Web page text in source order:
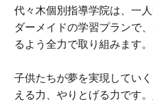
代々木個別指導学院は、一
ダーメイドの学習プランで
るよう全力で取り組みます。
子供たちが夢を実現してい
える力、やりとげる力です